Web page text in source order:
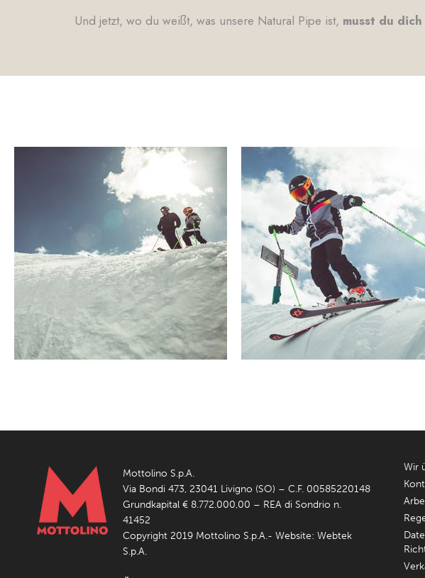
Und jetzt, wo du weißt, was unsere Natural Pipe ist, musst du
Mottolino S.p.A.
Via Bondi 473, 23041 Livigno (SO) – C.F. 00585220148
Grundkapital € 8.772.000,00 – REA di Sondrio n.
41452
Copyright 2019 Mottolino S.p.A.- Website:Webtek
S.p.A.
Wir